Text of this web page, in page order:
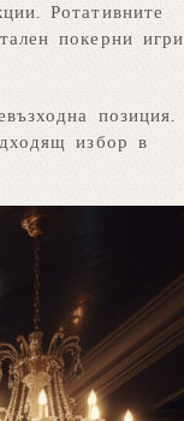
Ротативните
покерни игри
позиция.
избор в